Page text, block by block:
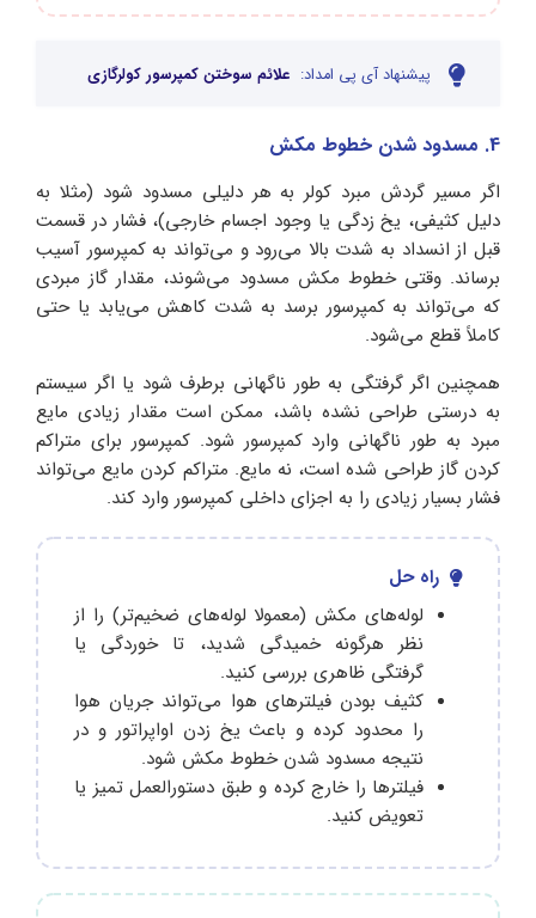
پیشنهاد آی پی امداد: علائم سوختن کمپرسور کولرگازی
4. مسدود شدن خطوط مکش
اگر مسیر گردش مبرد کولر به هر دلیلی مسدود شود (مثلا به
دلیل کثیفی، یخ زدگی یا وجود اجسام خارجی)، فشار در قسمت
قبل از انسداد به شدت بالا می‌رود و می‌تواند به کمپرسور آسیب
برساند. وقتی خطوط مکش مسدود می‌شوند، مقدار گاز مبردی
که می‌تواند به کمپرسور برسد به شدت کاهش می‌یابد یا حتی
کاملاً قطع می‌شود.
همچنین اگر گرفتگی به طور ناگهانی برطرف شود یا اگر سیستم
به درستی طراحی نشده باشد، ممکن است مقدار زیادی مایع
مبرد به طور ناگهانی وارد کمپرسور شود. کمپرسور برای متراکم
کردن گاز طراحی شده است، نه مایع. متراکم کردن مایع می‌تواند
فشار بسیار زیادی را به اجزای داخلی کمپرسور وارد کند.
راه حل
لوله‌های مکش (معمولا لوله‌های ضخیم‌تر) را از
نظر هرگونه خمیدگی شدید، تا خوردگی یا
گرفتگی ظاهری بررسی کنید.
کثیف بودن فیلترهای هوا می‌تواند جریان هوا
را محدود کرده و باعث یخ زدن اواپراتور و در
نتیجه مسدود شدن خطوط مکش شود.
فیلترها را خارج کرده و طبق دستورالعمل تمیز یا
تعویض کنید.